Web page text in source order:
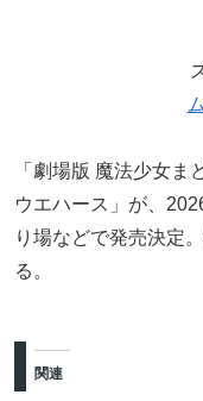
「劇場版 魔法少女
ウエハース」が、
り場などで発売決定
る。
関連